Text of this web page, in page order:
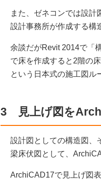
また、ゼネコンでは設計
設計事務所が作成する構
余談だがRevit 2014で「
で床を作成すると2階の
という日本式の施工図ル
3 見上げ図を
設計図としての構造図、
梁床伏図として、
ArchiCAD17で見上げ図